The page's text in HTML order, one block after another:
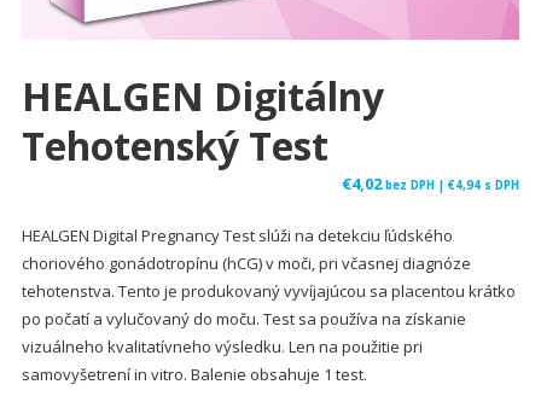
HEALGEN Digitálny
Tehotenský Test
€4,02 bez DPH |€4,94 s DPH
HEALGEN Digital Pregnancy Test slúži na detekciu ľúdského
choriového gonádotropínu (hCG) v moči, pri včasnej diagnóze
tehotenstva. Tento je produkovaný vyvíjajúcou sa placentou krátko
po počatí a vylučovaný do moču. Test sa používa na získanie
vizuálneho kvalitatívneho výsledku. Len na použitie pri
samovyšetrení in vitro. Balenie obsahuje 1 test.